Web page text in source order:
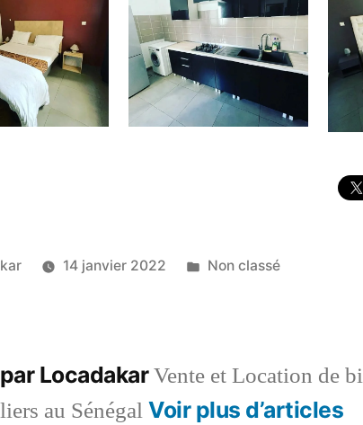
14 janvier 2022
Publié
Non classé
LocadakarVente et Location de
au SénégalVoir plus d’articles